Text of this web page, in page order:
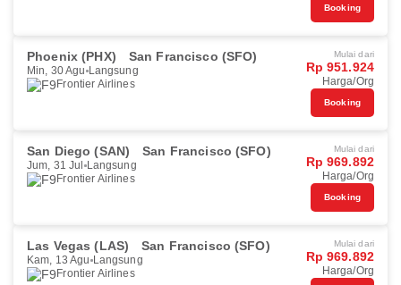
Booking
Phoenix (PHX) San Francisco (SFO)
Min, 30 Agu Langsung
Frontier Airlines
Mulai dari
Rp 951.924
Harga/Org
Booking
San Diego (SAN) San Francisco (SFO)
Jum, 31 Jul Langsung
Frontier Airlines
Mulai dari
Rp 969.892
Harga/Org
Booking
Las Vegas (LAS) San Francisco (SFO)
Kam, 13 Agu Langsung
Frontier Airlines
Mulai dari
Rp 969.892
Harga/Org